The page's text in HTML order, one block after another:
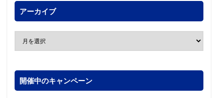
アーカイブ
開催中のキャンペーン